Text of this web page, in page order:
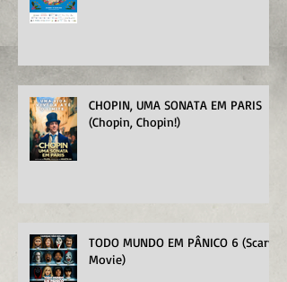
CHOPIN, UMA SONATA EM PARIS
(Chopin, Chopin!)
TODO MUNDO EM PÂNICO 6 (Scary
Movie)